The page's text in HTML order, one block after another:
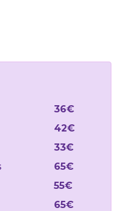
36€
42€
33€
65€
55€
65€